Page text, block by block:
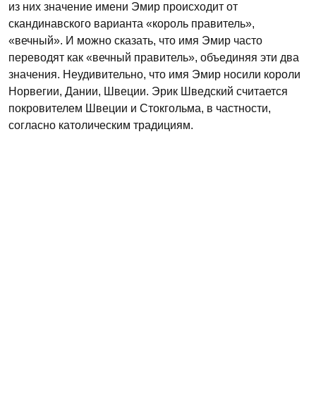
из них значение имени Эмир происходит от
скандинавского варианта «король правитель»,
«вечный». И можно сказать, что имя Эмир часто
переводят как «вечный правитель», объединяя эти два
значения. Неудивительно, что имя Эмир носили короли
Норвегии, Дании, Швеции. Эрик Шведский считается
покровителем Швеции и Стокгольма, в частности,
согласно католическим традициям.